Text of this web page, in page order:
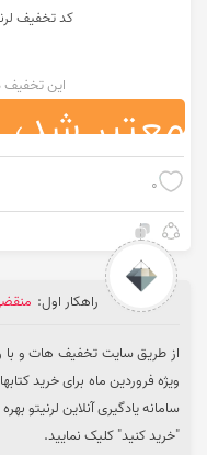
کد تخفیف لرنیتو تا 30%
این تخفیف
معتبر شد،
0
راهکار اول:
ویژه فروردین ماه برای خرید
سامانه یادگیری آنلاین لرنیتو
"خرید کنید" کلیک نمایید.